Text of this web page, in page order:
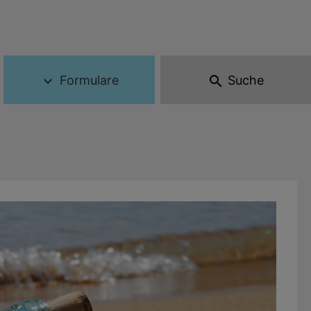
expand_more Formulare search Suche